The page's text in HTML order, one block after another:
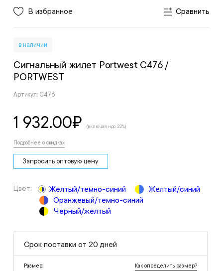
В избранное Сравнить
в наличии
Сигнальный жилет Portwest C476 /
PORTWEST
Артикул: C476
1 932.00₽ (включая ндс 22%)
Подробнее о скидках
Запросить оптовую цену
Цвет: Желтый/темно-синий
Желтый/синий
Оранжевый/темно-синий
Черный/желтый
Срок поставки от 20 дней
Размер: Как определить размер?